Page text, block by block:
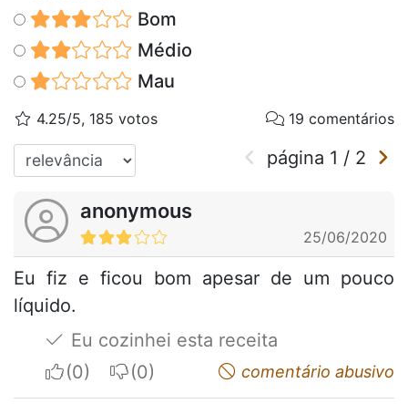
Bom
Médio
Mau
4.25/5, 185 votos 19 comentários
página 1 / 2
anonymous
25/06/2020
Eu fiz e ficou bom apesar de um pouco
líquido.
Eu cozinhei esta receita
I apreciateI do not appreciatecomentário abusivo